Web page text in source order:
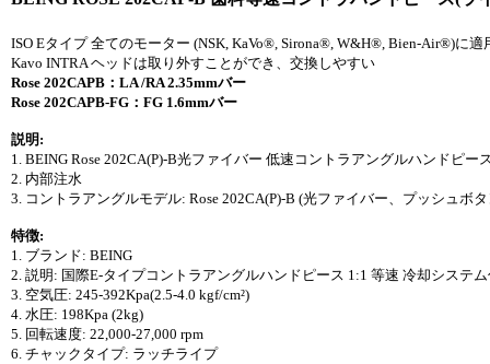
ISO Eタイプ 全てのモーター (NSK, KaVo®, Sirona®, W&H®, Bien-Air®)に適
Kavo INTRA ヘッドは取り外すことができ、交換しやすい
Rose 202CAPB：LA /RA 2.35mmバー
Rose 202CAPB-FG：FG 1.6mmバー
説明:
1. BEING Rose 202CA(P)-B光ファイバー 低速コントラアングルハンドピー
2. 内部注水
3. コントラアングルモデル: Rose 202CA(P)-B (光ファイバー、プッシュボ
特徴:
1. ブランド: BEING
2. 説明: 国際E-タイプコントラアングルハンドピース 1:1 等速 冷却システ
3. 空気圧: 245-392Kpa(2.5-4.0 kgf/cm²)
4. 水圧: 198Kpa (2kg)
5. 回転速度: 22,000-27,000 rpm
6. チャックタイプ: ラッチライプ